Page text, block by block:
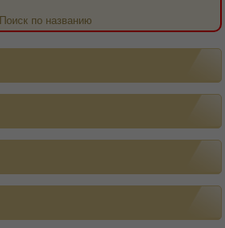
Поиск по названию